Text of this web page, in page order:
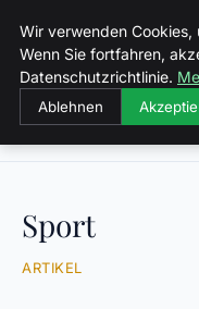
Sport
ARTIKEL
Wir verwenden Cookies,
Wenn Sie fortfahren,
Datenschutzrichtlinie.
Ablehnen